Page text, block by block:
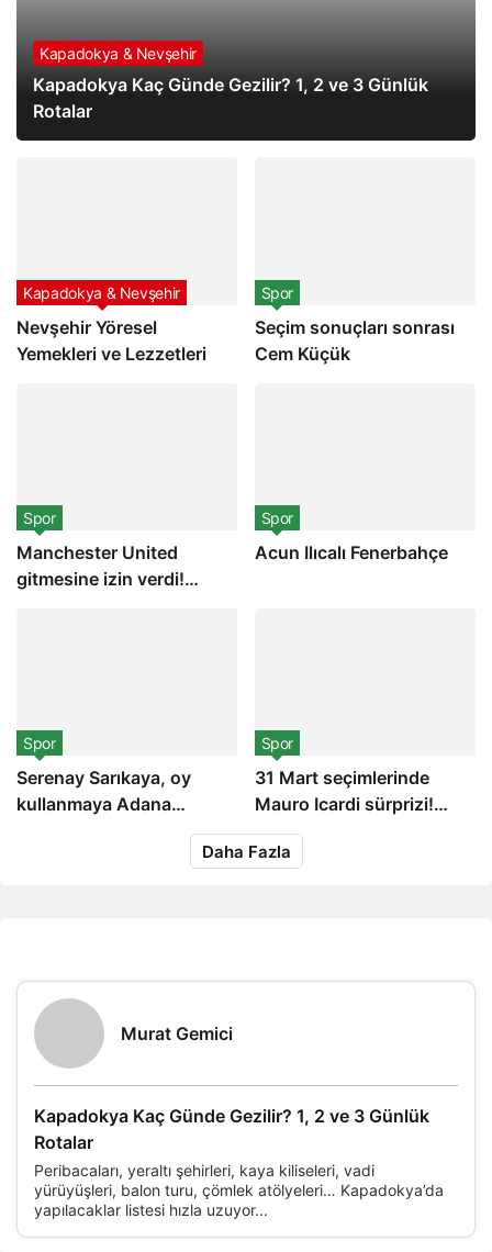
Kapadokya & Nevşehir
Kapadokya Kaç Günde Gezilir? 1, 2 ve 3 Günlük
Rotalar
Kapadokya & Nevşehir
Nevşehir Yöresel
Yemekleri ve Lezzetleri
Spor
Seçim sonuçları sonrası
Cem Küçük
Spor
Manchester United
gitmesine izin verdi!
Spor
Acun Ilıcalı Fenerbahçe
Spor
Serenay Sarıkaya, oy
kullanmaya Adana
Demirspor formasıyla
Spor
31 Mart seçimlerinde
Mauro Icardi sürprizi!
Mührü Arjantinli yıldıza
bastı
Daha Fazla
Kapadokya Kaç Günde
Nevşehir Yöresel Yemekleri
Murat Gemici
Kapadokya Kaç Günde Gezilir? 1, 2 ve 3 Günlük
Rotalar
Peribacaları, yeraltı şehirleri, kaya kiliseleri, vadi
yürüyüşleri, balon turu, çömlek atölyeleri… Kapadokya’da
yapılacaklar listesi hızla uzuyor...